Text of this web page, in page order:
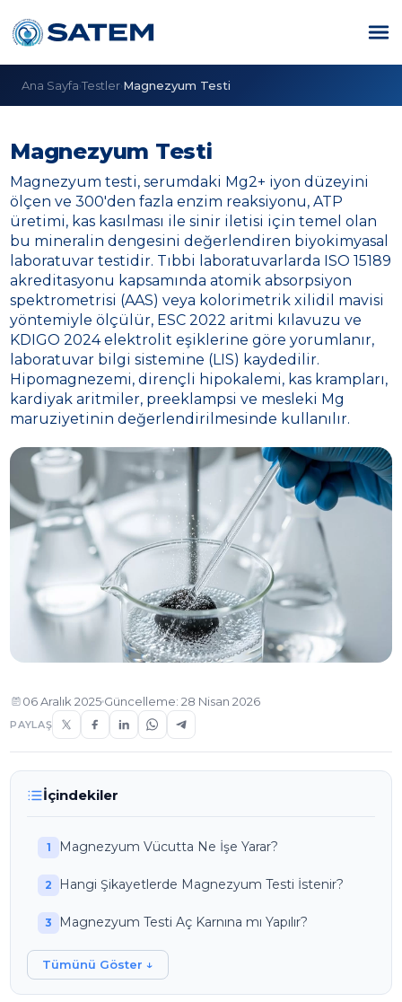
Ana Sayfa›Testler›Magnezyum Testi
Magnezyum Testi
Magnezyum testi, serumdaki Mg2+ iyon düzeyini
ölçen ve 300'den fazla enzim reaksiyonu, ATP
üretimi, kas kasılması ile sinir iletisi için temel olan
bu mineralin dengesini değerlendiren biyokimyasal
laboratuvar testidir. Tıbbi laboratuvarlarda ISO 15189
akreditasyonu kapsamında atomik absorpsiyon
spektrometrisi (AAS) veya kolorimetrik xilidil mavisi
yöntemiyle ölçülür, ESC 2022 aritmi kılavuzu ve
KDIGO 2024 elektrolit eşiklerine göre yorumlanır,
laboratuvar bilgi sistemine (LIS) kaydedilir.
Hipomagnezemi, dirençli hipokalemi, kas krampları,
kardiyak aritmiler, preeklampsi ve mesleki Mg
maruziyetinin değerlendirilmesinde kullanılır.
06 Aralık 2025 Güncelleme: 28 Nisan 2026
PAYLAŞ
İçindekiler
Magnezyum Vücutta Ne İşe Yarar?
Hangi Şikayetlerde Magnezyum Testi İstenir?
Magnezyum Testi Aç Karnına mı Yapılır?
Tümünü Göster ↓